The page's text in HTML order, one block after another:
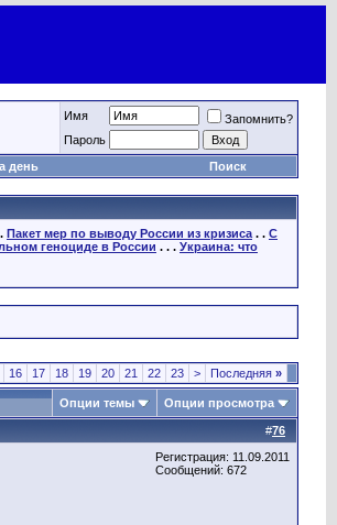
Имя
Запомнить?
Пароль
день
Поиск
Пакет мер по выводу России из кризиса . . С
геноциде в России . . . Украина: что
16 17 18 19 20 21 22 23 > Последняя »
Опции темы Опции просмотра
#76
Регистрация: 11.09.2011
Сообщений: 672